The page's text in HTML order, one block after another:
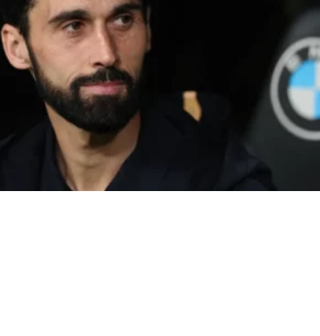
défaite face à Getafe, Arbeloa a
Real Madrid et demandé un
au groupe pour la fin de saison.